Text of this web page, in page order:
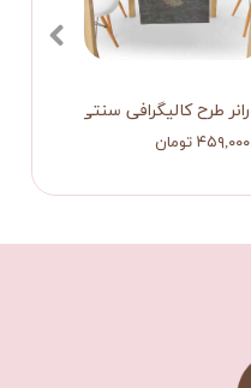
رانر طرح کالیگرافی سنتی
۴۵۹,۰۰۰ تومان